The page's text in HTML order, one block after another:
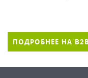
ПОДРОБНЕЕ НА B2B